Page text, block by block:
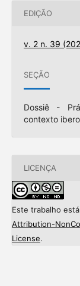
EDIÇÃO
v. 2 n. 39
SEÇÃO
Dossiê -
contexto
LICENÇA
Este trabalho
Attribution-
License.